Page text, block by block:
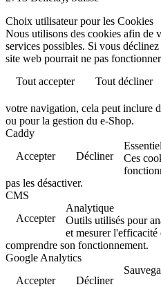
Choix utilisateur pour les Cookies
Nous utilisons des cookies afin de
services possibles. Si vous
site web pourrait ne pas
Tout accepter
Tout décliner
votre navigation, cela peut inclure
ou pour la gestion du e-Shop.
Caddy
Accepter
Décliner
Essentiel
Ces
pas les désactiver.
CMS
Accepter
Analytique
Outils utilisés pour
et mesurer
comprendre son fonctionnement.
Google Analytics
Accepter
Décliner